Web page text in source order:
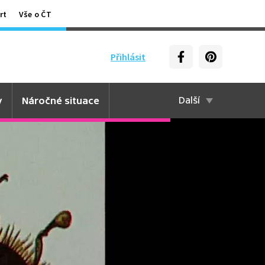
Vše o ČT
Přihlásit
Náročné situace Další